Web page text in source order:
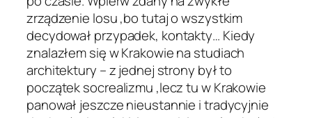
zrządzenie losu ,bo tutaj o wszystkim
decydował przypadek, kontakty… Kiedy
znalazłem się w Krakowie na studiach
architektury – z jednej strony był to
początek socrealizmu ,lecz tu w Krakowie
panował jeszcze nieustannie i tradycyjnie